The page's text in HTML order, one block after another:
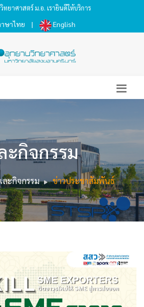
ทยาศาสตร์ ม.อ. เรายินดีให้บริการ
ษาไทย | English
ะกิจกรรม
ละกิจกรรม ข่าวประชาสัมพันธ์